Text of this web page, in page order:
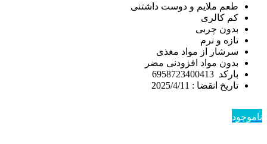
طعم ملایم و دوست داشتنی
کم کالری
بدون چربی
تازه و نرم
سرشار از مواد مغذی
بدون مواد افزودنی مضر
بارکد 6958723400413
تاریخ انقضا : 2025/4/11
ناموجود